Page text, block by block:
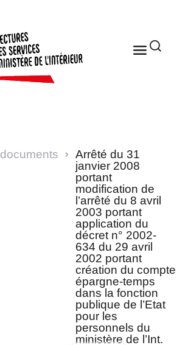
documents
Arrêté du 31
janvier 2008
portant
modification de
l’arrêté du 8 avril
2003 portant
application du
décret n° 2002-
634 du 29 avril
2002 portant
création du compte
épargne-temps
dans la fonction
publique de l’Etat
pour les
personnels du
ministère de l’Int.